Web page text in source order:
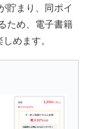
貯まり、同ポイ
ため、電子書籍
めます。